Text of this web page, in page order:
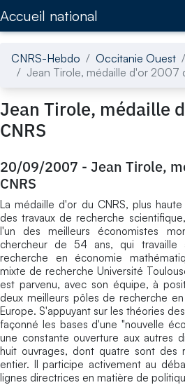
Accueil national
CNRS-Hebdo Occitanie Ouest
Jean Tirole, médaille d'or 2007
Jean Tirole, médaille
CNRS
20/09/2007 - Jean Tirole,
CNRS
La médaille d'or du CNRS, plus
des travaux de recherche
l'un des meilleurs économistes
chercheur de 54 ans, qui travaille
recherche en économie
mixte de recherche Université
est parvenu, avec son équipe, à
deux meilleurs pôles de recherche
Europe. S'appuyant sur les théories
façonné les bases d'une "nouvelle
une constante ouverture aux autres
huit ouvrages, dont quatre sont des
entier. Il participe activement au
lignes directrices en matière de